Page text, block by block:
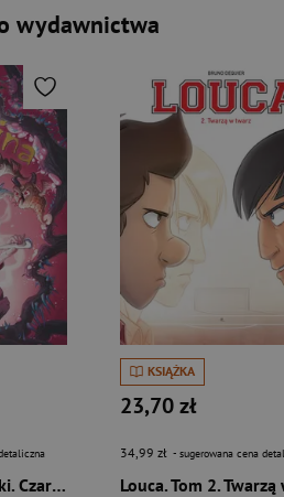
wydawnictwa
Przysięga hipokrytki. Czarolina. Tom 7
KSIĄŻKA
23,70 zł
34,99 zł - sugerowana cena